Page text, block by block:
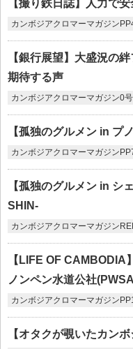
【撮り鉄日誌】人力で
カンボジアクロマーマガジン
【銀行展望】大盛況の
期待する声
カンボジアクロマーマガジン0号
【孤独のグルメン in プ
カンボジアクロマーマガジン
【孤独のグルメン in シ
SHIN-
カンボジアクロマーマガジン
【LIFE OF
ノンペン水道公社
カンボジアクロマーマガジン
【オタクが覗いたカン